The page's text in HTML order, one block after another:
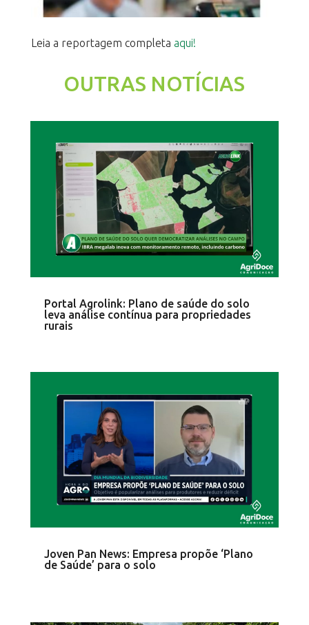
Leia a reportagem completa aqui!
OUTRAS NOTÍCIAS
Portal Agrolink: Plano de saúde do solo
leva análise contínua para propriedades
rurais
Joven Pan News: Empresa propõe ‘Plano
de Saúde’ para o solo